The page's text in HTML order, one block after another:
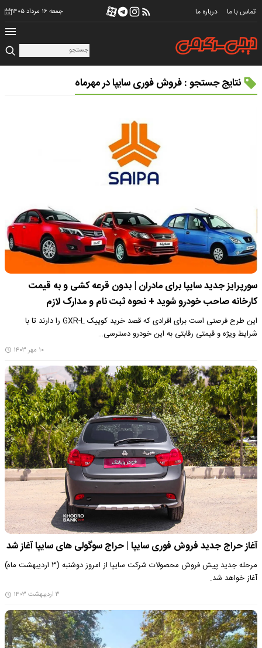
تماس با ما درباره ما جمعه ۱۶ مرداد ۱۴۰۵
نتایج جستجو : فروش فوری سایپا در مهرماه
سورپرایز جدید سایپا برای مادران | بدون قرعه کشی و به قیمت
کارخانه صاحب خودرو شوید + نحوه ثبت نام و مدارک لازم
این طرح فرصتی است برای افرادی که قصد خرید کوییک GXR-L را دارند تا با
شرایط ویژه و قیمتی رقابتی به این خودرو دسترسی…
۱۰ مهر ۱۴۰۳
آغاز حراج جدید فروش فوری سایپا | حراج سوگولی های سایپا آغاز شد
مرحله جدید پیش فروش محصولات شرکت سایپا از امروز دوشنبه (۳ اردیبهشت ماه)
آغاز خواهد شد.
۳ اردیبهشت ۱۴۰۳